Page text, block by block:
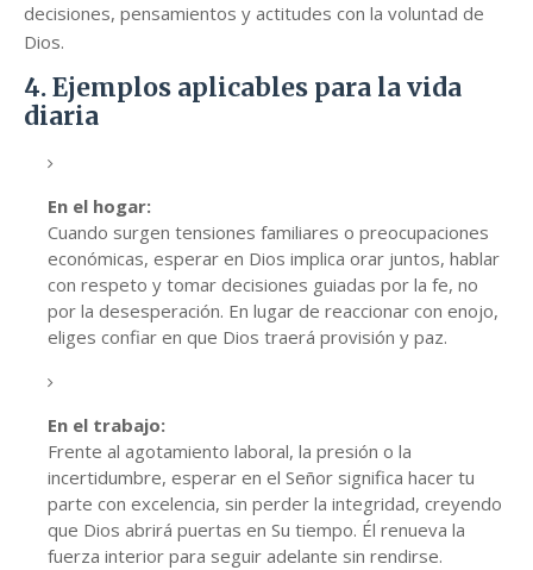
decisiones, pensamientos y actitudes con la voluntad de
Dios.
4. Ejemplos aplicables para la vida
diaria
En el hogar:
Cuando surgen tensiones familiares o preocupaciones
económicas, esperar en Dios implica orar juntos, hablar
con respeto y tomar decisiones guiadas por la fe, no
por la desesperación. En lugar de reaccionar con enojo,
eliges confiar en que Dios traerá provisión y paz.
En el trabajo:
Frente al agotamiento laboral, la presión o la
incertidumbre, esperar en el Señor significa hacer tu
parte con excelencia, sin perder la integridad, creyendo
que Dios abrirá puertas en Su tiempo. Él renueva la
fuerza interior para seguir adelante sin rendirse.